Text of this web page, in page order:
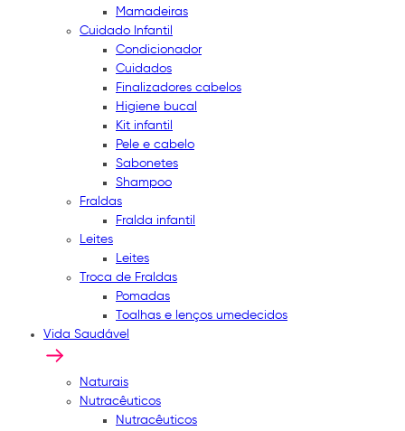
Mamadeiras
Cuidado Infantil
Condicionador
Cuidados
Finalizadores cabelos
Higiene bucal
Kit infantil
Pele e cabelo
Sabonetes
Shampoo
Fraldas
Fralda infantil
Leites
Leites
Troca de Fraldas
Pomadas
Toalhas e lenços umedecidos
Vida Saudável
Naturais
Nutracêuticos
Nutracêuticos